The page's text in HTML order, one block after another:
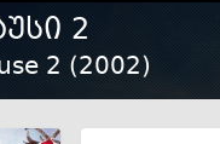
2
2 (2002)